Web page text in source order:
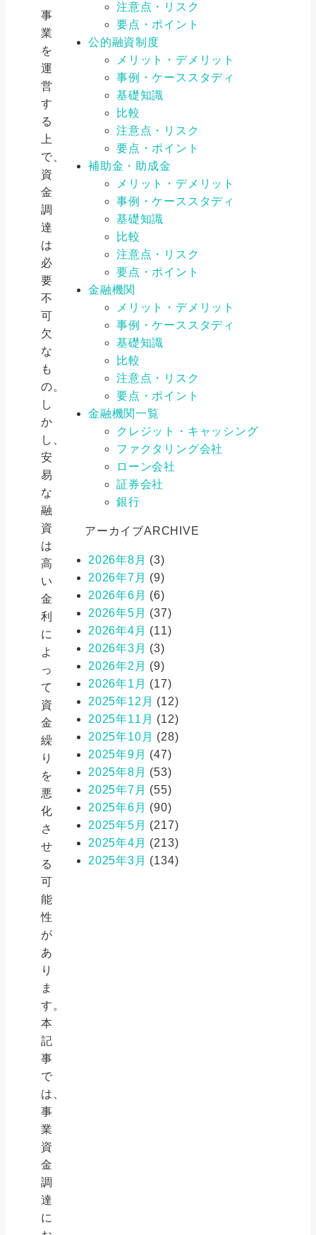
事
業
を
運
営
す
る
上
で、
資
金
調
達
は
必
要
不
可
欠
な
も
の。
し
か
し、
安
易
な
融
資
は
高
い
金
利
に
よ
っ
て
資
金
繰
り
を
悪
化
さ
せ
る
可
能
性
が
あ
り
ま
す。
本
記
事
で
は、
事
業
資
金
調
達
に
注意点・リスク
要点・ポイント
公的融資制度
メリット・デメリット
事例・ケーススタディ
基礎知識
比較
注意点・リスク
要点・ポイント
補助金・助成金
メリット・デメリット
事例・ケーススタディ
基礎知識
比較
注意点・リスク
要点・ポイント
金融機関
メリット・デメリット
事例・ケーススタディ
基礎知識
比較
注意点・リスク
要点・ポイント
金融機関一覧
クレジット・キャッシング
ファクタリング会社
ローン会社
証券会社
銀行
アーカイブARCHIVE
2026年8月 (3)
2026年7月 (9)
2026年6月 (6)
2026年5月 (37)
2026年4月 (11)
2026年3月 (3)
2026年2月 (9)
2026年1月 (17)
2025年12月 (12)
2025年11月 (12)
2025年10月 (28)
2025年9月 (47)
2025年8月 (53)
2025年7月 (55)
2025年6月 (90)
2025年5月 (217)
2025年4月 (213)
2025年3月 (134)